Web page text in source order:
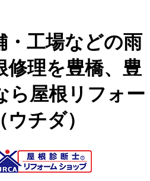
・工場などの雨
修理を豊橋、豊
ら屋根リフォー
チダ）